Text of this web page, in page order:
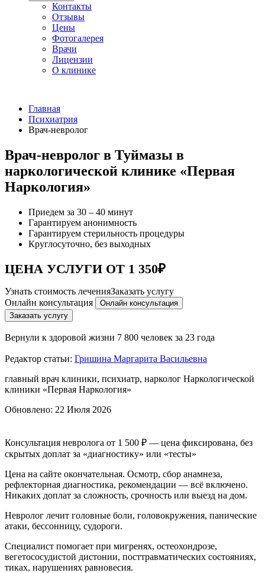
Контакты
Отзывы
Цены
Фотогалерея
Врачи
Лицензии
О клинике
Главная
Психиатрия
Врач-невролог
Врач-невролог в Туймазы в
наркологической клинике «Первая
Наркология»
Приедем за 30 – 40 минут
Гарантируем анонимность
Гарантируем стерильность процедуры
Круглосуточно, без выходных
ЦЕНА УСЛУГИ ОТ 1 350₽
Узнать стоимость леченияЗаказать услугу
Онлайн консультация
Онлайн консультация
Заказать услугу
Вернули к здоровой жизни 7 800 человек за 23 года
Редактор статьи: Гришина Маргарита Васильевна
главный врач клиники, психиатр, нарколог Наркологической
клиники «Первая Наркология»
Обновлено: 22 Июля 2026
Консультация невролога от 1 500 ₽ — цена фиксирована, без
скрытых доплат за «диагностику» или «тесты»
Цена на сайте окончательная. Осмотр, сбор анамнеза,
рефлекторная диагностика, рекомендации — всё включено.
Никаких доплат за сложность, срочность или выезд на дом.
Невролог лечит головные боли, головокружения, панические
атаки, бессонницу, судороги.
Специалист помогает при мигренях, остеохондрозе,
вегетососудистой дистонии, посттравматических состояниях,
тиках, нарушениях равновесия.